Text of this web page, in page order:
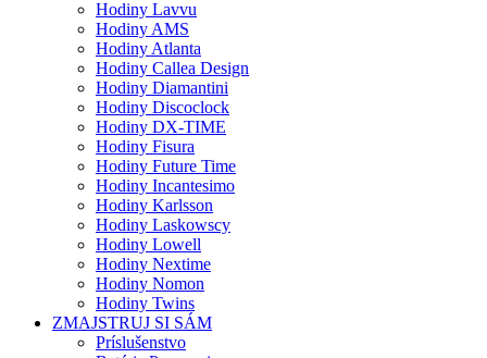
Hodiny Lavvu
Hodiny AMS
Hodiny Atlanta
Hodiny Callea Design
Hodiny Diamantini
Hodiny Discoclock
Hodiny DX-TIME
Hodiny Fisura
Hodiny Future Time
Hodiny Incantesimo
Hodiny Karlsson
Hodiny Laskowscy
Hodiny Lowell
Hodiny Nextime
Hodiny Nomon
Hodiny Twins
ZMAJSTRUJ SI SÁM
Príslušenstvo